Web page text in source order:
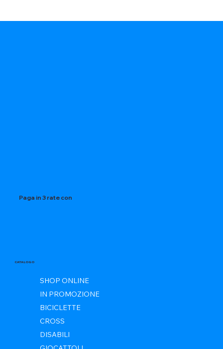
Paga in 3 rate con
CATALOGO
SHOP ONLINE
IN PROMOZIONE
BICICLETTE
CROSS
DISABILI